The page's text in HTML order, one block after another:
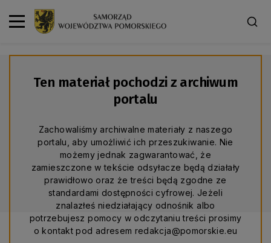
Ten materiał pochodzi z archiwum
portalu
Zachowaliśmy archiwalne materiały z naszego
portalu, aby umożliwić ich przeszukiwanie. Nie
możemy jednak zagwarantować, że
zamieszczone w tekście odsyłacze będą działały
prawidłowo oraz że treści będą zgodne ze
standardami dostępności cyfrowej. Jeżeli
znalazłeś niedziałający odnośnik albo
potrzebujesz pomocy w odczytaniu treści prosimy
o kontakt pod adresem redakcja@pomorskie.eu